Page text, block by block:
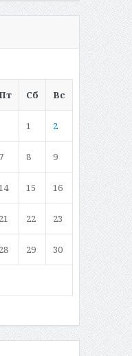
Пт Сб Вс
1 2
7 8 9
15 16
21 22 23
28 29 30